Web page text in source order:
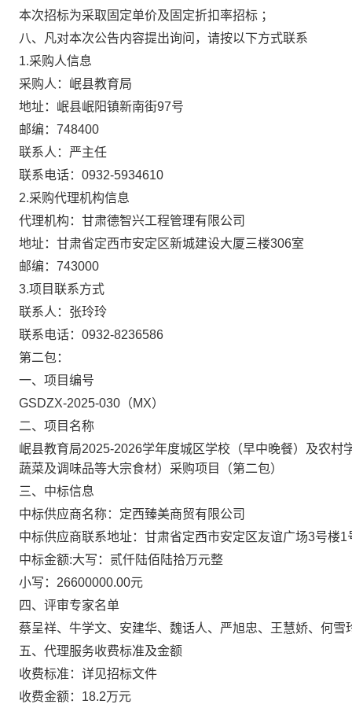
本次招标为采取固定单价及固定折扣率招标 ；
八、凡对本次公告内容提出询问，请按以下方式联系
1.采购人信息
采购人：岷县教育局
地址：岷县岷阳镇新南街97号
邮编： 748400
联系人：严主任
联系电话： 0932-5934610
2.采购代理机构信息
代理机构：甘肃德智兴工程管理有限公司
地址：甘肃省定西市安定区新城建设大厦三楼306室
邮编： 743000
3.项目联系方式
联系人：张玲玲
联系电话： 0932-8236586
第二包：
一、项目编号
GSDZX-2025-030 （MX）
二、项目名称
岷县教育局2025-2026学年度城区学校（早中晚餐）及农村
蔬菜及调味品等大宗食材）采购项目
（第二包）
三、中标信息
中标供应商名称：定西臻美商贸有限公司
中标供应商联系地址：甘肃省定西市安定区友谊广场3号楼1
中标金额:大写： 贰仟陆佰陆拾万元整
小写： 26600000.00元
四、评审专家名单
蔡呈祥、牛学文、安建华、魏话人、严旭忠、王慧娇、何雪
五、代理服务收费标准及金额
收费标准：详见招标文件
收费金额： 18.2万元